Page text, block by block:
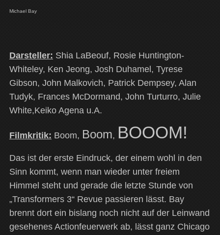
Michael Bay
Darsteller: Shia LaBeouf, Rosie Huntington-
Whiteley, Ken Jeong, Josh Duhamel, Tyrese
Gibson, John Malkovich, Patrick Dempsey, Alan
Tudyk, Frances McDormand, John Turturro, Julie
White,Keiko Agena u.A.
Filmkritik: Boom, Boom, BOOOM!
Das ist der erste Eindruck, der einem wohl in den
Sinn kommt, wenn man wieder unter freiem
Himmel steht und gerade die letzte Stunde von
„Transformers 3“ Revue passieren lässt. Bay
brennt dort ein bislang noch nicht auf der Leinwand
gesehenes Actionfeuerwerk ab, lässt ganz Chicago